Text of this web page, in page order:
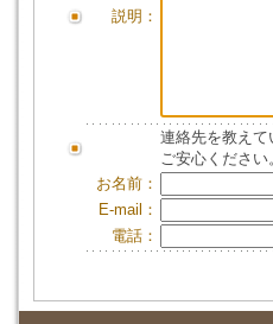
説明：
連絡先を教え
ご安心ください
お名前：
E-mail：
電話：